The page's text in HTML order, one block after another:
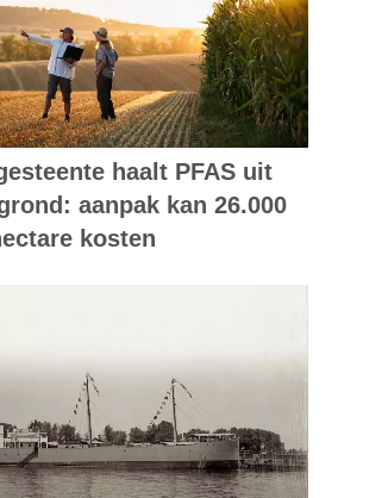
haalt PFAS uit
aanpak kan 26.000
kosten